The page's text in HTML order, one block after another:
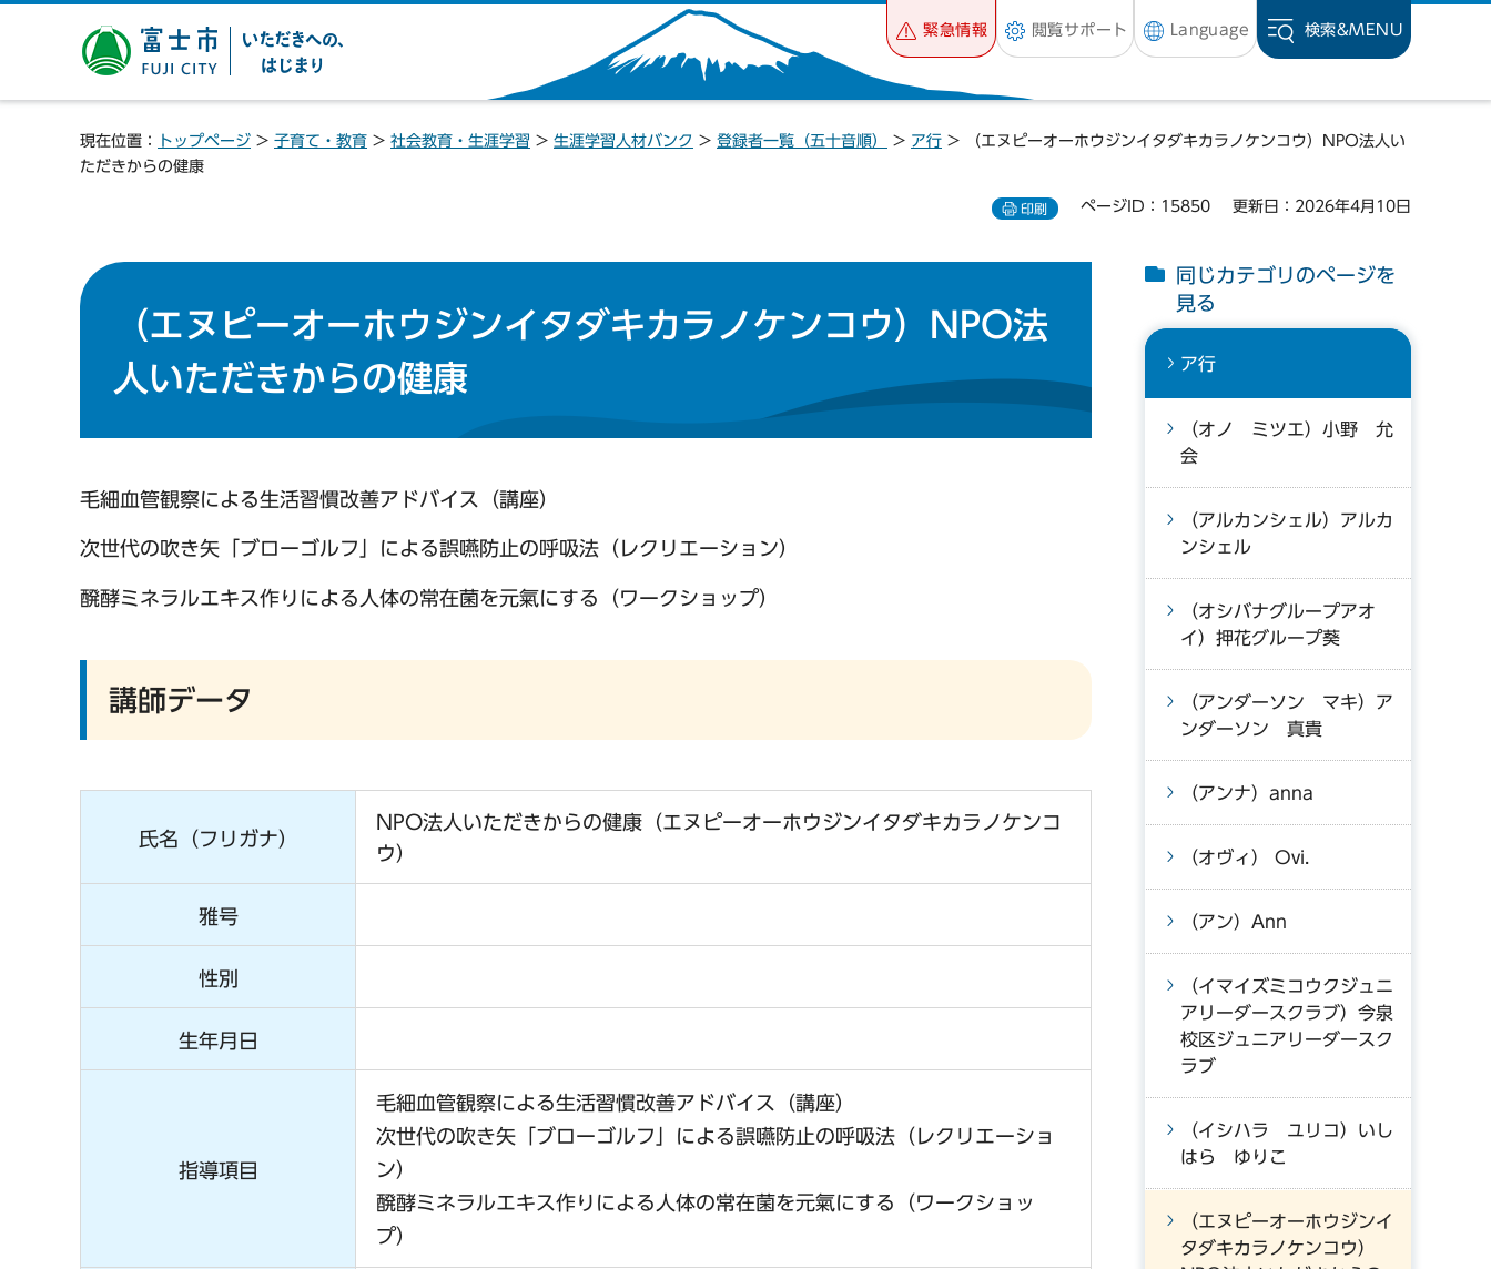
富士市 いただきへの、は
じまり
緊急情報 閲覧サポート Language 検索&MENU
現在位置： トップページ > 子育て・教育 > 社会教育・生涯学習 > 生涯学習人材バンク > 登録者一覧（五十音順） > ア行 > （エヌピーオーホウジンイタダキカラノケンコウ）NPO法人い
ただきからの健康
印刷 ページID：15850 更新日：2026年4月10日
（エヌピーオーホウジンイタダキカラノケンコウ）NPO法
人いただきからの健康
毛細血管観察による生活習慣改善アドバイス（講座）
次世代の吹き矢「ブローゴルフ」による誤嚥防止の呼吸法（レクリエーション）
醗酵ミネラルエキス作りによる人体の常在菌を元氣にする（ワークショップ）
講師データ
氏名（フリガナ）
NPO法人いただきからの健康（エヌピーオーホウジンイタダキカラノケンコ
ウ）
雅号
性別
生年月日
指導項目
毛細血管観察による生活習慣改善アドバイス（講座）
次世代の吹き矢「ブローゴルフ」による誤嚥防止の呼吸法（レクリエーショ
ン）
醗酵ミネラルエキス作りによる人体の常在菌を元氣にする（ワークショッ
プ）
同じカテゴリのページを
見る
ア行
（オノ ミツエ）小野 允
会
（アルカンシェル）アルカ
ンシェル
（オシバナグループアオ
イ）押花グループ葵
（アンダーソン マキ）ア
ンダーソン 真貴
（アンナ）anna
（オヴィ） Ovi.
（アン）Ann
（イマイズミコウクジュニ
アリーダースクラブ）今泉
校区ジュニアリーダースク
ラブ
（イシハラ ユリコ）いし
はら ゆりこ
（エヌピーオーホウジンイ
タダキカラノケンコウ）